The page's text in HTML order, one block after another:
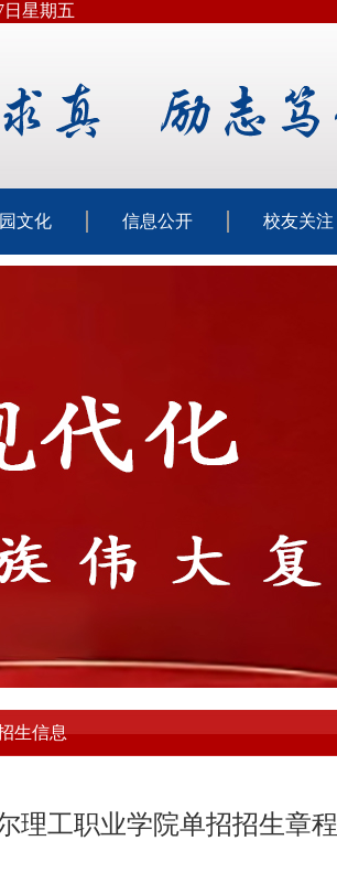
日星期五
文化 信息公开 校友关注
生信息
理工职业学院单招招生章程